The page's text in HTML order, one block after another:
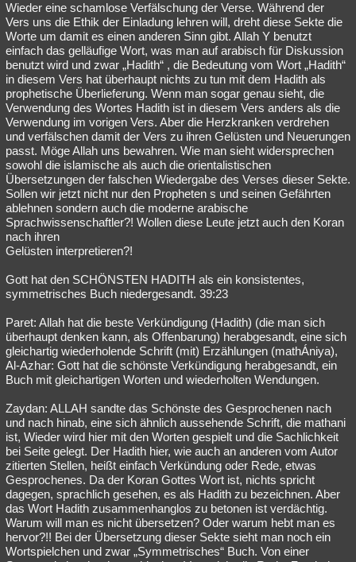
Wieder eine schamlose Verfälschung der Verse. Während der
Vers uns die Ethik der Einladung lehren will, dreht diese Sekte die
Worte um damit es einen anderen Sinn gibt. Allah Y benutzt
einfach das gelläufige Wort, was man auf arabisch für Diskussion
benutzt wird und zwar „Hadith“ , die Bedeutung vom Wort „Hadith“
in diesem Vers hat überhaupt nichts zu tun mit dem Hadith als
prophetische Überlieferung. Wenn man sogar genau sieht, die
Verwendung des Wortes Hadith ist in diesem Vers anders als die
Verwendung im vorigen Vers. Aber die Herzkranken verdrehen
und verfälschen damit der Vers zu ihren Gelüsten und Neuerungen
passt. Möge Allah uns bewahren. Wie man sieht widersprechen
sowohl die islamische als auch die orientalistischen
Übersetzungen der falschen Wiedergabe des Verses dieser Sekte.
Sollen wir jetzt nicht nur den Propheten s und seinen Gefährten
ablehnen sondern auch die moderne arabische
Sprachwissenschaftler?! Wollen diese Leute jetzt auch den Koran
nach ihren
Gelüsten interpretieren?!
Gott hat den SCHÖNSTEN HADITH als ein konsistentes,
symmetrisches Buch niedergesandt. 39:23
Paret: Allah hat die beste Verkündigung (Hadith) (die man sich
überhaupt denken kann, als Offenbarung) herabgesandt, eine sich
gleichartig wiederholende Schrift (mit) Erzählungen (mathÁniya),
Al-Azhar: Gott hat die schönste Verkündigung herabgesandt, ein
Buch mit gleichartigen Worten und wiederholten Wendungen.
Zaydan: ALLAH sandte das Schönste des Gesprochenen nach
und nach hinab, eine sich ähnlich aussehende Schrift, die mathani
ist, Wieder wird hier mit den Worten gespielt und die Sachlichkeit
bei Seite gelegt. Der Hadith hier, wie auch an anderen vom Autor
zitierten Stellen, heißt einfach Verkündung oder Rede, etwas
Gesprochenes. Da der Koran Gottes Wort ist, nichts spricht
dagegen, sprachlich gesehen, es als Hadith zu bezeichnen. Aber
das Wort Hadith zusammenhanglos zu betonen ist verdächtig.
Warum will man es nicht übersetzen? Oder warum hebt man es
hervor?!! Bei der Übersetzung dieser Sekte sieht man noch ein
Wortspielchen und zwar „Symmetrisches“ Buch. Von einer